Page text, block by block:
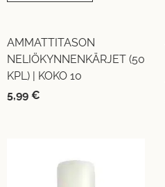
AMMATTITASON
NELIÖKYNNENKÄRJET (50
KPL) | KOKO 10
5,99 €